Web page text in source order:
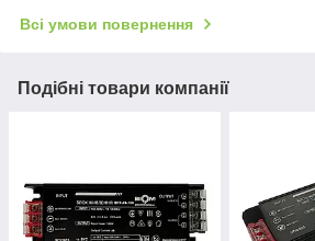
Всі умови повернення
Подібні товари компанії